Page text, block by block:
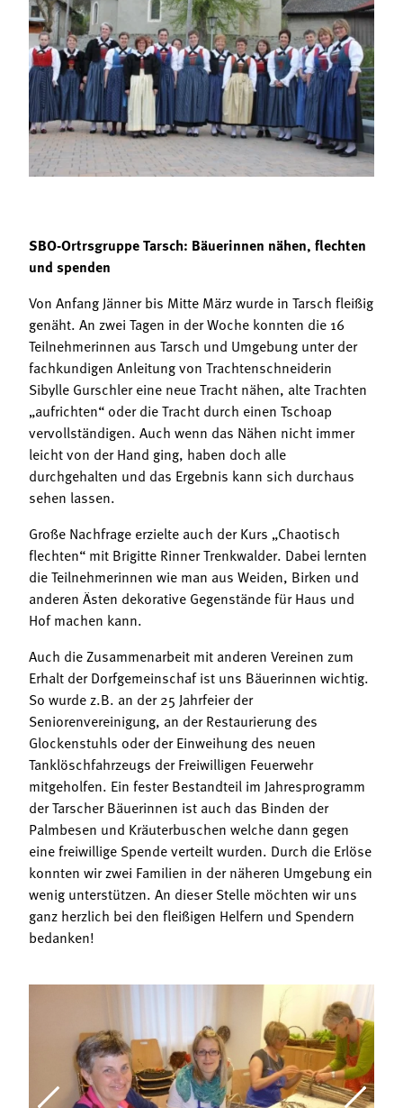
Mitgliedschaft
Landessekretariat
Bäuerliche Buffets
Hofgeschichten
SBO-Ortrsgruppe Tarsch: Bäuerinnen nähen, flechten
und spenden
Von Anfang Jänner bis Mitte März wurde in Tarsch fleißig
genäht. An zwei Tagen in der Woche konnten die 16
Teilnehmerinnen aus Tarsch und Umgebung unter der
fachkundigen Anleitung von Trachtenschneiderin
Sibylle Gurschler eine neue Tracht nähen, alte Trachten
„aufrichten“ oder die Tracht durch einen Tschoap
vervollständigen. Auch wenn das Nähen nicht immer
leicht von der Hand ging, haben doch alle
durchgehalten und das Ergebnis kann sich durchaus
sehen lassen.
Große Nachfrage erzielte auch der Kurs „Chaotisch
flechten“ mit Brigitte Rinner Trenkwalder. Dabei lernten
die Teilnehmerinnen wie man aus Weiden, Birken und
anderen Ästen dekorative Gegenstände für Haus und
Hof machen kann.
Auch die Zusammenarbeit mit anderen Vereinen zum
Erhalt der Dorfgemeinschaf ist uns Bäuerinnen wichtig.
So wurde z.B. an der 25 Jahrfeier der
Seniorenvereinigung, an der Restaurierung des
Glockenstuhls oder der Einweihung des neuen
Tanklöschfahrzeugs der Freiwilligen Feuerwehr
mitgeholfen. Ein fester Bestandteil im Jahresprogramm
der Tarscher Bäuerinnen ist auch das Binden der
Palmbesen und Kräuterbuschen welche dann gegen
eine freiwillige Spende verteilt wurden. Durch die Erlöse
konnten wir zwei Familien in der näheren Umgebung ein
wenig unterstützen. An dieser Stelle möchten wir uns
ganz herzlich bei den fleißigen Helfern und Spendern
bedanken!